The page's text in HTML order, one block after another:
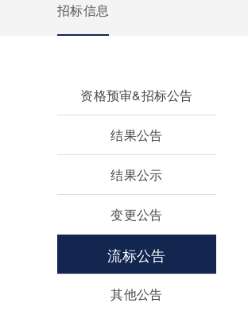
招标信息
资格预审&招标公告
结果公告
结果公示
变更公告
流标公告
其他公告